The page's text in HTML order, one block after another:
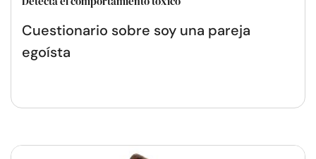
Cuestionario sobre soy una pareja
egoísta